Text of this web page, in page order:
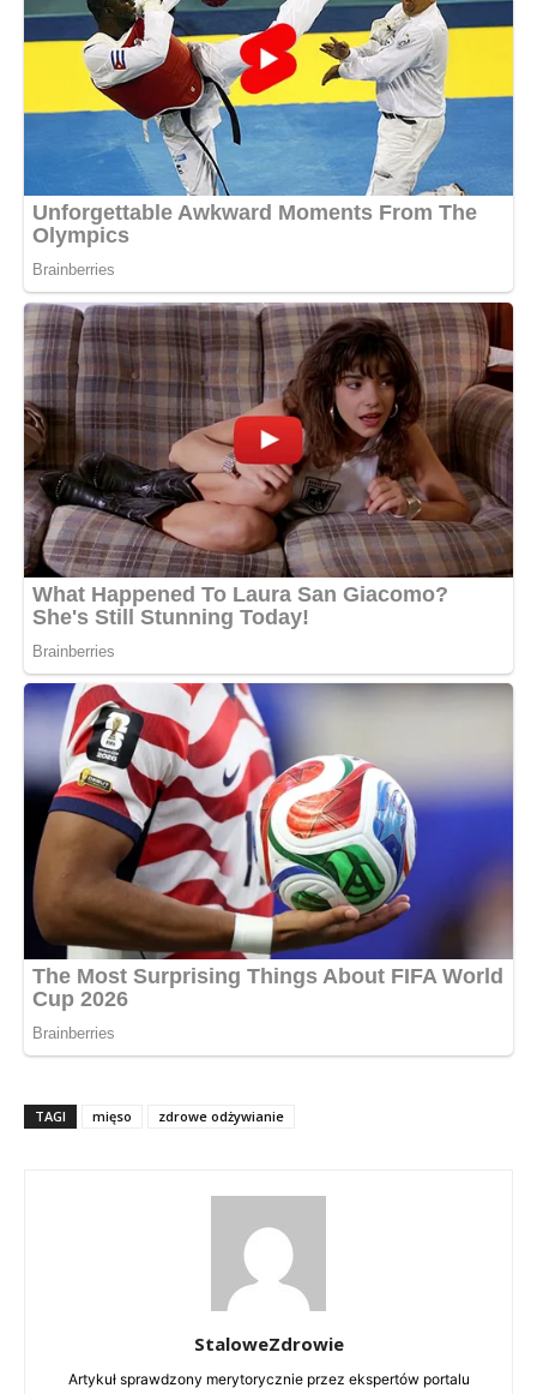
TAGI mięso zdrowe odżywianie
StaloweZdrowie
Artykuł sprawdzony merytorycznie przez ekspertów portalu